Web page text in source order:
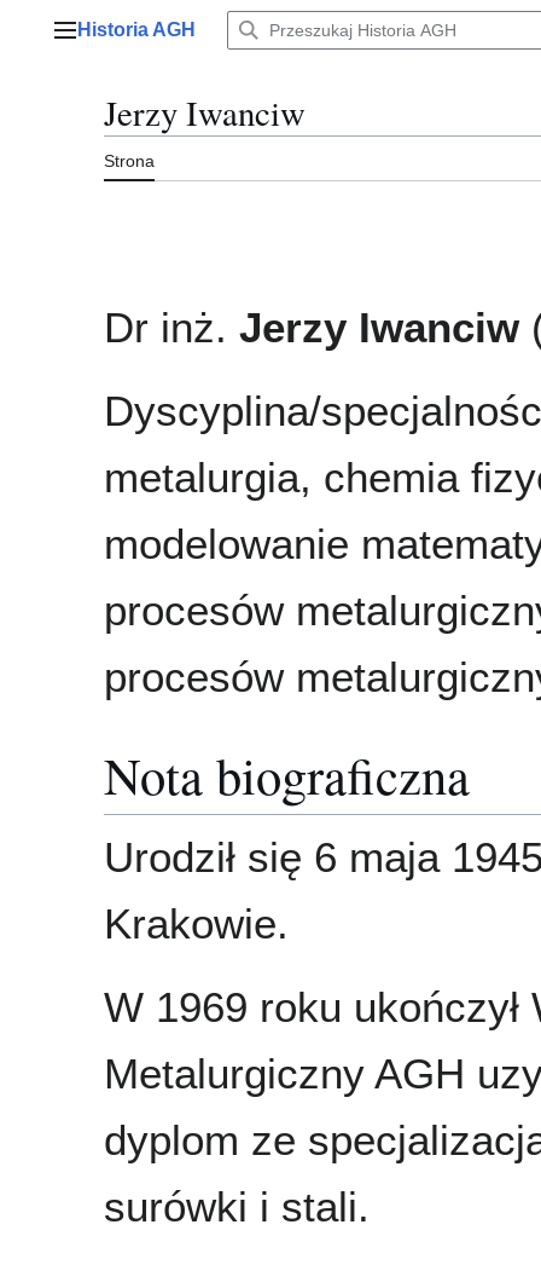
Menu główne
Historia AGH
Jerzy Iwanciw
Strona
Dr inż. Jerzy Iwanciw
Dyscyplina/
metalurgia, chemia
modelowanie
procesów
procesów
Nota biograficzna
Urodził się 6 maja
Krakowie.
W 1969 roku ukończył
Metalurgiczny AGH
dyplom ze
surówki i stali.